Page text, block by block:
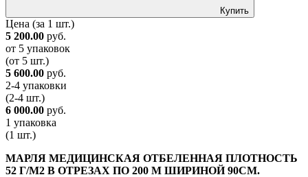
Купить
Цена (за 1 шт.)
5 200.00 руб.
от 5 упаковок
(от 5 шт.)
5 600.00 руб.
2-4 упаковки
(2-4 шт.)
6 000.00 руб.
1 упаковка
(1 шт.)
МАРЛЯ МЕДИЦИНСКАЯ ОТБЕЛЕННАЯ ПЛОТНОСТЬ
52 Г/М2 В ОТРЕЗАХ ПО 200 М ШИРИНОЙ 90СМ.